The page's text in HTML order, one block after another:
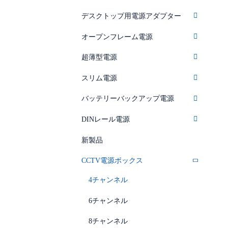
デスクトップ用電源アダプター
オープンフレーム電源
超薄型電源
スリム電源
バッテリーバックアップ電源
DINレール電源
新製品
CCTV電源ボックス
4チャンネル
6チャンネル
8チャンネル